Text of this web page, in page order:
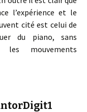
l’expérience et le
cité est celui de
du piano, sans
les mouvements